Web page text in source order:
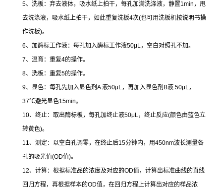
5、洗板：弃去液体，吸水纸上拍干，每孔加满洗涤液，静置1min ，甩
去洗涤液，吸水纸上拍干，如此重复洗板4次(也可用洗板机按说明书操
作洗板)。
6、加酶标工作液：每孔加入酶标工作液50μL，空白对照孔不加。
7、温育：重复4的操作。
8、洗板：重复5的操作。
9、显色：每孔先加入显色剂 A液50μL，再加入显色剂 B液 50μL，
37℃避光显色15min。
10、终止：取出酶标板，每孔加终止液50μL，终止反应(颜色由蓝色立
转黄色)。
11、测定：以空白孔调零，在终止后15分钟内，用450nm波长测量各
孔的吸光值(OD值)。
12、计算：根据标准品的浓度及对应的OD值，计算出标准曲线的直线
回归方程，再根据样本的OD值，在回归方程上计算出对应的样品浓